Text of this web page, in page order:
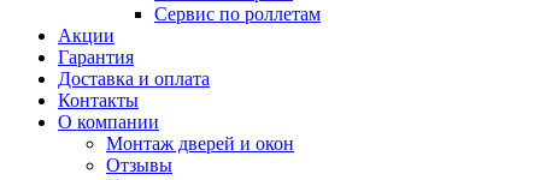
Сервис по роллетам
Акции
Гарантия
Доставка и оплата
Контакты
О компании
Монтаж дверей и окон
Отзывы